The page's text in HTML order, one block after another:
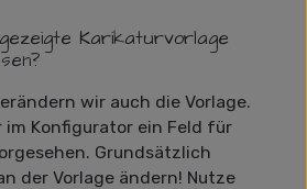
Karikaturvorlage
wir auch die Vorlage.
Konfigurator ein Feld für
Grundsätzlich
der Vorlage ändern! Nutze